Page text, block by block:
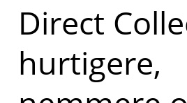
Direct
hurtigere,